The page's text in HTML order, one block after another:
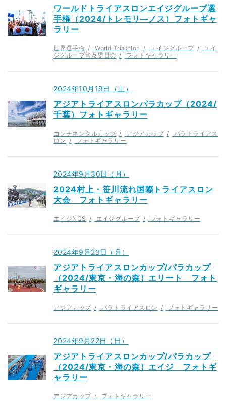
ワールドトライアスロンエイジグループ選
手権（2024/トレモリ—ノス）フォトギャ
ラリー
世界選手権 World Triathlon エイジグループ
エイ
ジグループ普及委員会
フォトギャラリー
2024年10月19日（土）
アジアトライアスロンパラカップ（2024/
千葉）フォトギャラリー
コンチネンタルカップ アジアカップ
パラトライアス
ロン
フォトギャラリー
2024年9月30日（月）
2024村上・笹川流れ国際トライアスロン
大会 フォトギャラリー
エイジNCS エイジグループ フォトギャラリー
2024年9月23日（月）
アジアトライアスロンカップ/パラカップ
（2024/東京・海の森）エリート フォト
ギャラリー
アジアカップ パラトライアスロン フォトギャラリー
2024年9月22日（日）
アジアトライアスロンカップ/パラカップ
（2024/東京・海の森）エイジ フォトギ
ャラリー
アジアカップ フォトギャラリー